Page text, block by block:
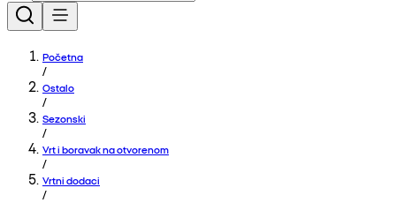
Početna
/
Ostalo
/
Sezonski
/
Vrt i boravak na otvorenom
/
Vrtni dodaci
/